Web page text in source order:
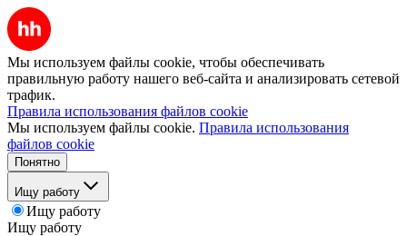
Мы используем файлы cookie, чтобы обеспечивать
правильную работу нашего веб-сайта и анализировать сетевой
трафик.
Правила использования файлов cookie
Мы используем файлы cookie. Правила использования
файлов cookie
Понятно
Ищу работу
Ищу работу
Ищу работу